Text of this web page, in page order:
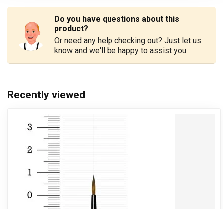
Do you have questions about this
product?
Or need any help checking out? Just let us
know and we'll be happy to assist you
Recently viewed